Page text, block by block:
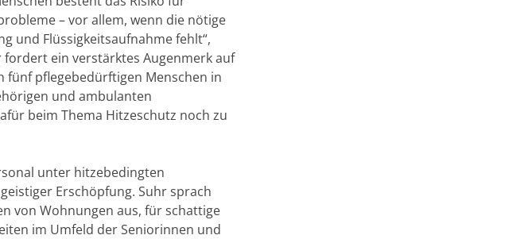
– vor allem, wenn die nötige
und Flüssigkeitsaufnahme fehlt“,
fordert ein verstärktes Augenmerk auf
fünf pflegebedürftigen Menschen in
und ambulanten
beim Thema Hitzeschutz noch zu
unter hitzebedingten
Erschöpfung. Suhr sprach
von Wohnungen aus, für schattige
im Umfeld der Seniorinnen und